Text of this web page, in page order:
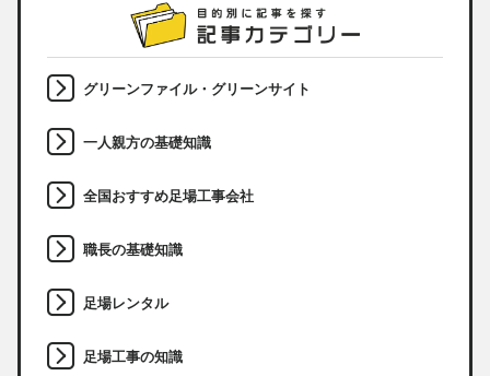
グリーンファイル・グリーンサイト
一人親方の基礎知識
全国おすすめ足場工事会社
職長の基礎知識
足場レンタル
足場工事の知識